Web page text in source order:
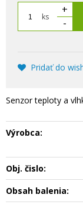
ks
+
-
Pridať do
Senzor teploty a
Výrobca:
Obj. čislo:
Obsah balenia: